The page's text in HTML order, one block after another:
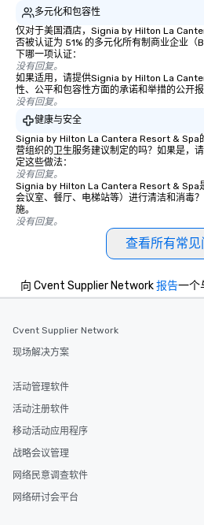
多元化和包容性
仅对于美国酒店，Signia by Hilton La
否被认证为 51% 的多元化所有制商业企业（
下哪一项认证：
没有回复。
如果适用，请提供Signia by Hilton La
性、公平和包容性方面的承诺和举措的公开报
没有回复。
健康与安全
Signia by Hilton La Cantera Resort & Spa
营组织的卫生服务建议制定的吗？如果是，
定这些做法：
没有回复。
Signia by Hilton La Cantera Resort & Spa
会议室、餐厅、电梯站等）进行清洁和消毒
施。
没有回复。
查看所有常见
向 Cvent Supplier Network报告一个
Cvent Supplier Network
现场解决方案
活动管理软件
活动注册软件
移动活动应用程序
战略会议管理
网络民意调查软件
网络研讨会平台